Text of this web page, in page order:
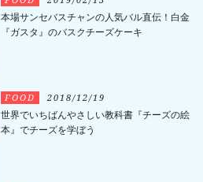
本場サンセバスチャンの人気バル直伝！白金
『ガスタ』のバスクチーズケーキ
FOOD 2018/12/19
世界でいちばんやさしい教科書『チーズの絵
本』でチーズを学ぼう